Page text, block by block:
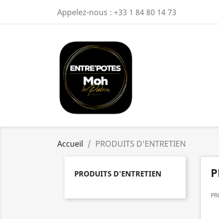
Appelez-nous : +33 1 84 80 14 73
Accueil PRODUITS D'ENTRETIEN
PRODUITS D'ENTRETIEN